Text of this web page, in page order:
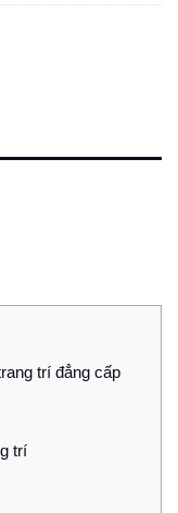
trí đẳng cấp
trí